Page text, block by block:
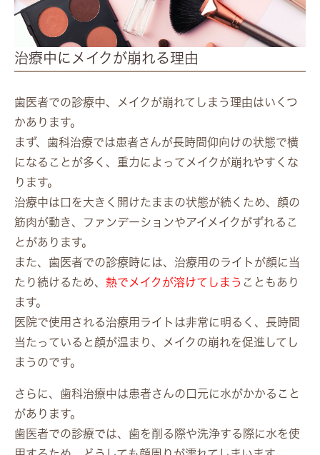
治療中にメイクが崩れる理由
歯医者での診療中、メイクが崩れてしまう理由はいくつ
かあります。
まず、歯科治療では患者さんが長時間仰向けの状態で横
になることが多く、重力によってメイクが崩れやすくな
ります。
治療中は口を大きく開けたままの状態が続くため、顔の
筋肉が動き、ファンデーションやアイメイクがずれるこ
とがあります。
また、歯医者での診療時には、治療用のライトが顔に当
たり続けるため、 熱でメイクが溶けてしまう こともあり
ます。
医院で使用される治療用ライトは非常に明るく、長時間
当たっていると顔が温まり、メイクの崩れを促進してし
まうのです。
さらに、歯科治療中は患者さんの口元に水がかかること
があります。
歯医者での診療では、歯を削る際や洗浄する際に水を使